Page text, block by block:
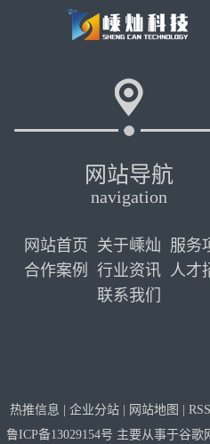
网站导航
navigation
网站首页 关于嵊灿 服务
合作案例
行业资讯 人才
联系我们
热推信息 企业分站 网站地图 RSS
鲁ICP备13029154号 主要从事于谷歌